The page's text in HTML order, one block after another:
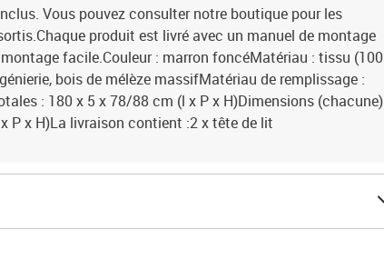
Vous pouvez consulter notre boutique pour les
produit est livré avec un manuel de montage
facile.Couleur : marron foncéMatériau : tissu (100
bois de mélèze massifMatériau de remplissage :
: 180 x 5 x 78/88 cm (l x P x H)Dimensions (chacune)
P x H)La livraison contient :2 x tête de lit